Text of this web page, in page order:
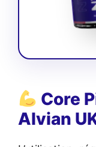
Core
Alvian